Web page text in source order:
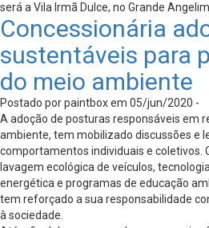
será a Vila Irmã Dulce, no Grande Angelim.
Concessionária
sustentáveis para
do meio ambiente
Postado por paintbox em 05/jun/2020 -
A adoção de posturas responsáveis em
ambiente, tem mobilizado discussões e
comportamentos individuais e coletivos.
lavagem ecológica de veículos,
energética e programas de educação
tem reforçado a sua responsabilidade
à sociedade.